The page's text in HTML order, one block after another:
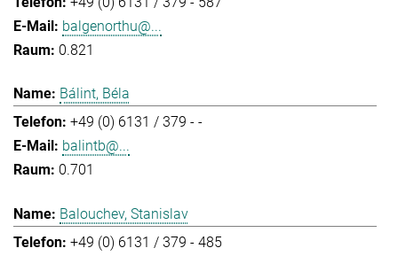
balgenorthu@...
0.821
Bálint, Béla
+49 (0) 6131 / 379 - -
balintb@...
0.701
Balouchev, Stanislav
+49 (0) 6131 / 379 - 485